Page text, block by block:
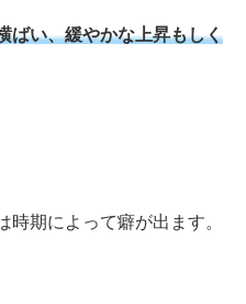
ばい、緩やかな上昇もしく
時期によって癖が出ます。